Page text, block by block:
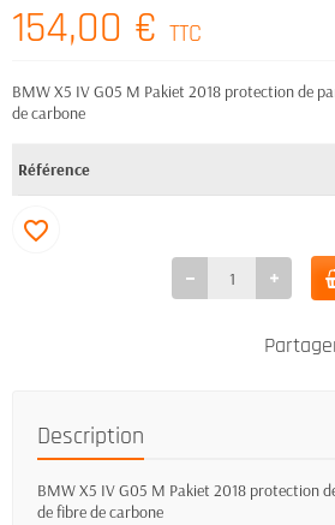
154,00 € TTC
BMW X5 IV G05 M Pakiet 2018 protection de
de carbone
Référence
favorite_border
Description
BMW X5 IV G05 M Pakiet 2018 protection
de fibre de carbone